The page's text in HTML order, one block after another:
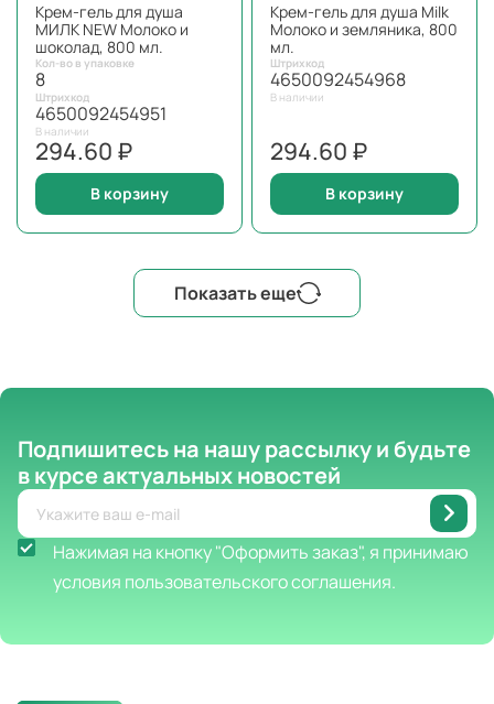
Крем-гель для душа
МИЛК NEW Молоко и
шоколад, 800 мл.
Кол-во в упаковке
8
Штрихкод
4650092454951
В наличии
294.60 ₽
В корзину
Крем-гель для душа Milk
Молоко и земляника, 800
мл.
Штрихкод
4650092454968
В наличии
294.60 ₽
В корзину
Показать еще
Подпишитесь на нашу рассылкуи будьте
в курсе актуальных новостей
Нажимая на кнопку "Оформить заказ", я принимаю
условия пользовательского соглашения.